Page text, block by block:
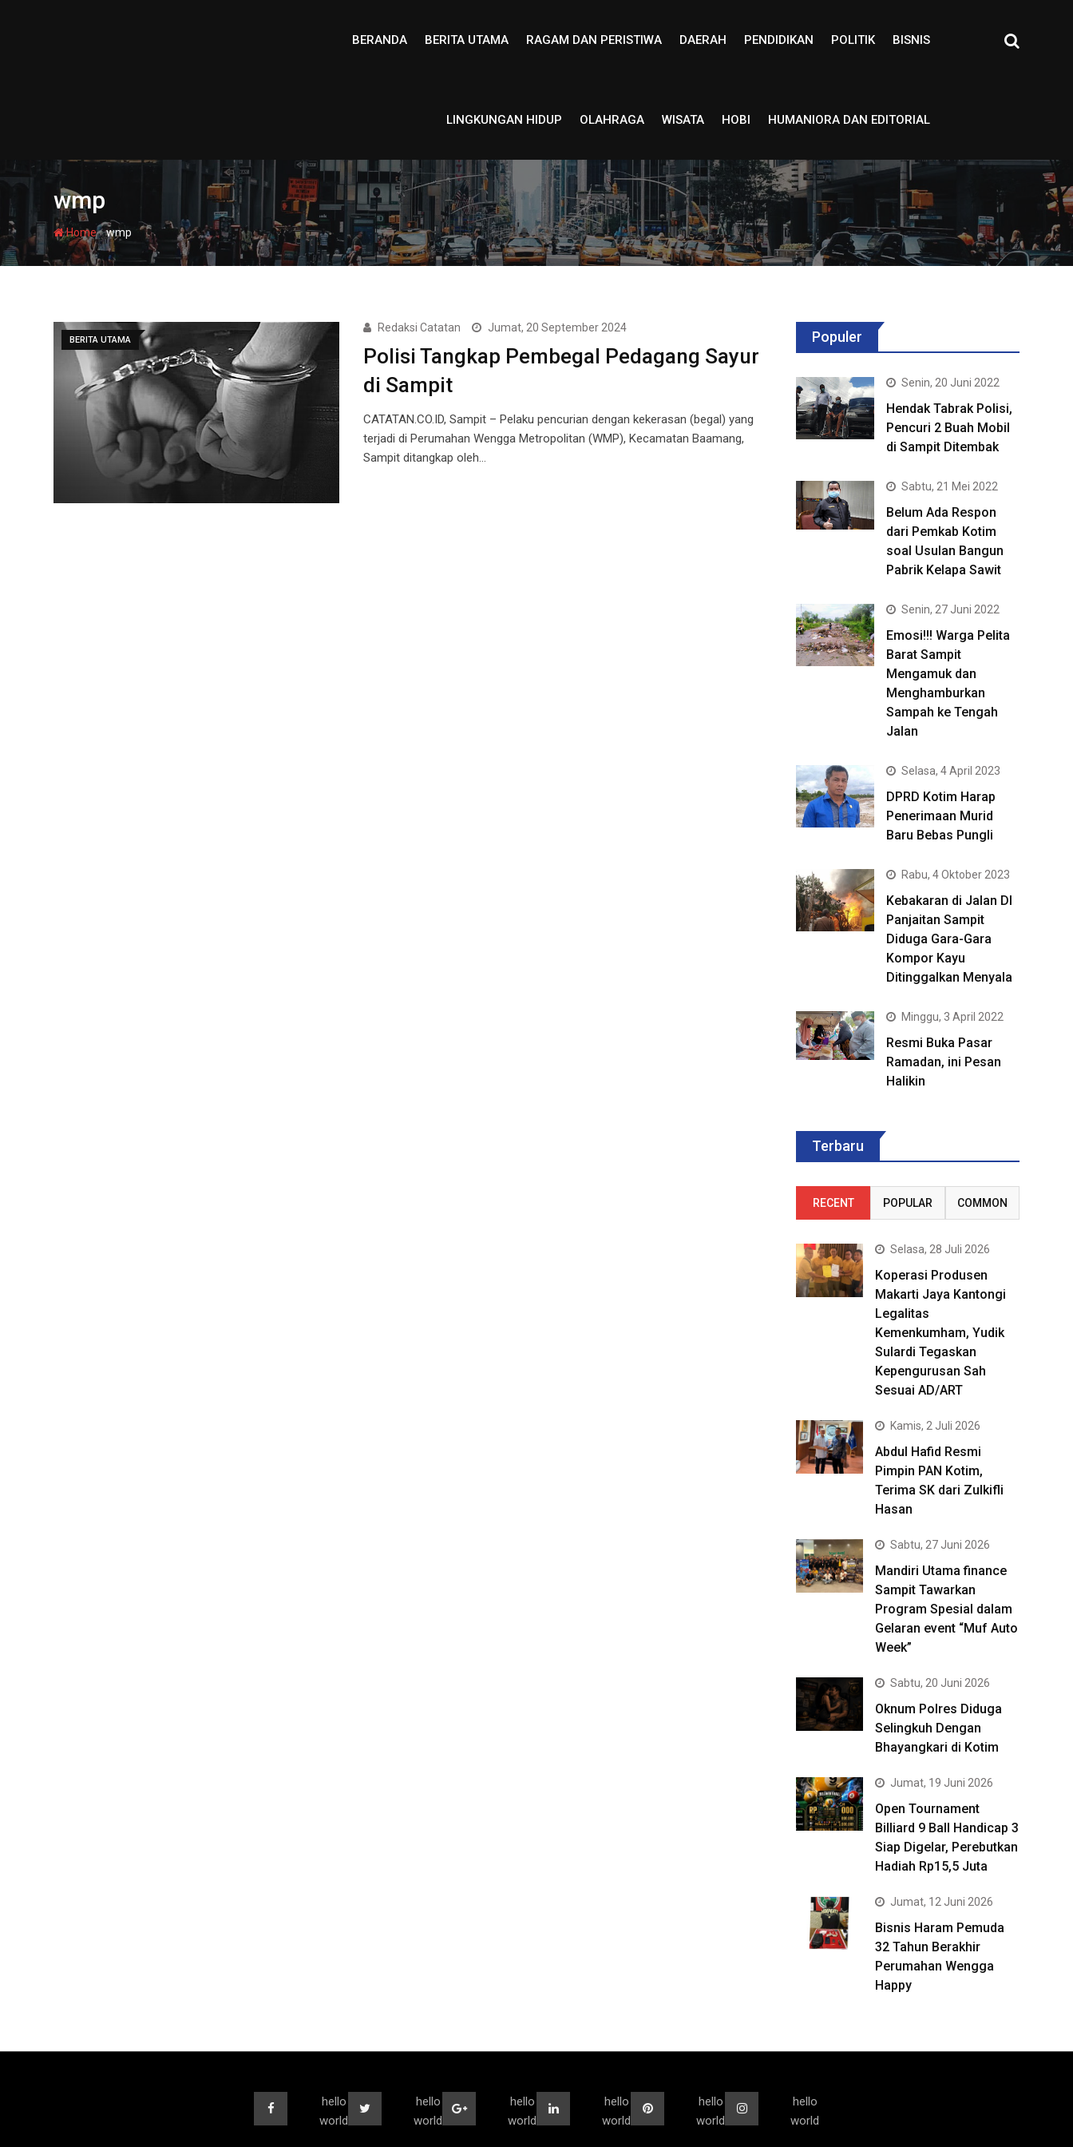
BERANDA BERITA UTAMA RAGAM DAN PERISTIWA DAERAH PENDIDIKAN POLITIK BISNIS
LINGKUNGAN HIDUP OLAHRAGA WISATA HOBI HUMANIORA DAN EDITORIAL
wmp
Home-wmp
BERITA UTAMA
Redaksi Catatan Jumat, 20 September 2024
Polisi Tangkap Pembegal Pedagang Sayur
di Sampit
CATATAN.CO.ID, Sampit – Pelaku pencurian dengan kekerasan (begal) yang
terjadi di Perumahan Wengga Metropolitan (WMP), Kecamatan Baamang,
Sampit ditangkap oleh…
Populer
Senin, 20 Juni 2022
Hendak Tabrak Polisi,
Pencuri 2 Buah Mobil
di Sampit Ditembak
Sabtu, 21 Mei 2022
Belum Ada Respon
dari Pemkab Kotim
soal Usulan Bangun
Pabrik Kelapa Sawit
Senin, 27 Juni 2022
Emosi!!! Warga Pelita
Barat Sampit
Mengamuk dan
Menghamburkan
Sampah ke Tengah
Jalan
Selasa, 4 April 2023
DPRD Kotim Harap
Penerimaan Murid
Baru Bebas Pungli
Rabu, 4 Oktober 2023
Kebakaran di Jalan DI
Panjaitan Sampit
Diduga Gara-Gara
Kompor Kayu
Ditinggalkan Menyala
Minggu, 3 April 2022
Resmi Buka Pasar
Ramadan, ini Pesan
Halikin
Terbaru
RECENT POPULAR COMMON
Selasa, 28 Juli 2026
Koperasi Produsen
Makarti Jaya Kantongi
Legalitas
Kemenkumham, Yudik
Sulardi Tegaskan
Kepengurusan Sah
Sesuai AD/ART
Kamis, 2 Juli 2026
Abdul Hafid Resmi
Pimpin PAN Kotim,
Terima SK dari Zulkifli
Hasan
Sabtu, 27 Juni 2026
Mandiri Utama finance
Sampit Tawarkan
Program Spesial dalam
Gelaran event “Muf Auto
Week”
Sabtu, 20 Juni 2026
Oknum Polres Diduga
Selingkuh Dengan
Bhayangkari di Kotim
Jumat, 19 Juni 2026
Open Tournament
Billiard 9 Ball Handicap 3
Siap Digelar, Perebutkan
Hadiah Rp15,5 Juta
Jumat, 12 Juni 2026
Bisnis Haram Pemuda
32 Tahun Berakhir
Perumahan Wengga
Happy
hello
world
hello
world
hello
world
hello
world
hello
world
hello
world